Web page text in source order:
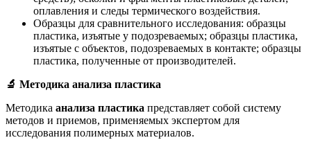
оплавления и следы термического воздействия.
Образцы для сравнительного исследования: образцы
пластика, изъятые у подозреваемых; образцы пластика,
изъятые с объектов, подозреваемых в контакте; образцы
пластика, полученные от производителей.
🔬 Методика анализа пластика
Методика анализа пластика представляет собой систему
методов и приемов, применяемых экспертом для
исследования полимерных материалов.